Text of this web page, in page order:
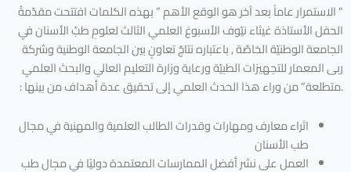
” الاستمرار عاماً بعد آخر هو الوقع الأهم ” بهذه الكلمات افتتحت مقدّمةُ
الحفل الأستاذة غيثاء نيّوف الأسبوعَ العلمي الثالث لعلومِ طبِّ الأسنان في
الجامعة الوطنيّة الخاصّة , باعتباره نتاجُ تعاونٍ بين الجامعة الوطنية وشركة
ربى المعمار للتجهيزات الطبيّة ورعاية وزارة التعليم العالي والبحث العلمي
.متطلعة” من وراء هذا الحدث العلمي إلى تحقيق عدة أهداف من بينها :
اثراء معارف ومهارات وقدرات الطالب العلمية والمهنية في مجال
طب الأسنان
العمل على نشر أفضل الممارسات المعتمدة دوليًا في مجال طب